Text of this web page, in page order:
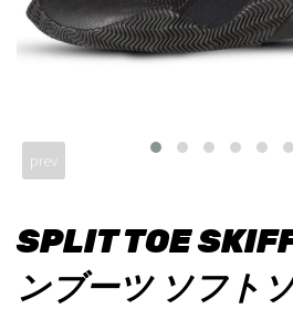
prev
SPLIT TOE
ンブーツ ソフト